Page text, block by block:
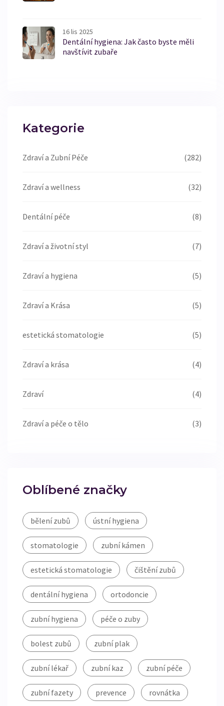
16 lis 2025
Dentální hygiena: Jak často byste měli
navštívit zubaře
Kategorie
Zdraví a Zubní Péče (282)
Zdraví a wellness (32)
Dentální péče (8)
Zdraví a životní styl (7)
Zdraví a hygiena (5)
Zdraví a Krása (5)
estetická stomatologie (5)
Zdraví a krása (4)
Zdraví (4)
Zdraví a péče o tělo (3)
Oblíbené značky
bělení zubů ústní hygiena
stomatologie zubní kámen
estetická stomatologie čištění zubů
dentální hygiena ortodoncie
zubní hygiena péče o zuby
bolest zubů zubní plak
zubní lékař zubní kaz zubní péče
zubní fazety prevence rovnátka